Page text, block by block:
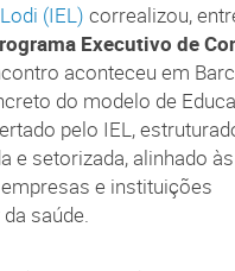
(IEL) correalizou,
Executivo de
aconteceu em
do modelo de
pelo IEL,
e setorizada, alinhado às
e instituições
saúde.